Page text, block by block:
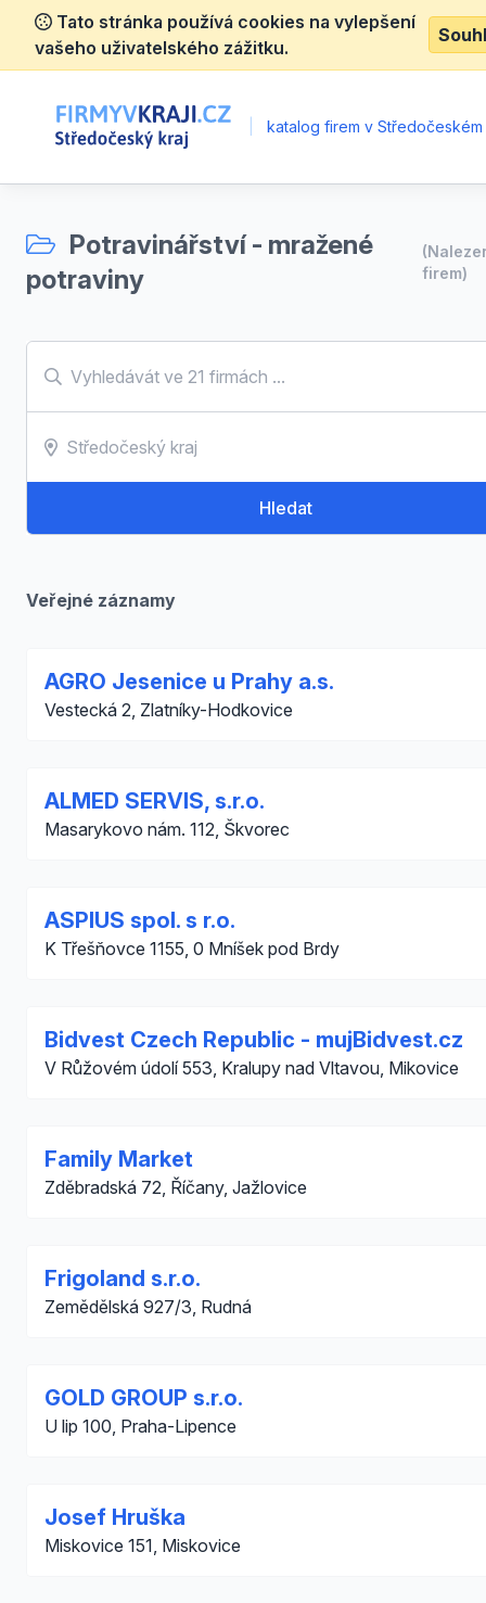
Tato stránka používá cookies na vylepšení
vašeho uživatelského zážitku.
katalog firem v Středočeském
Potravinářství - mražené
potraviny
firem)
Hledat
Veřejné záznamy
AGRO Jesenice u Prahy a.s.
Vestecká 2, Zlatníky-Hodkovice
ALMED SERVIS, s.r.o.
Masarykovo nám. 112, Škvorec
ASPIUS spol. s r.o.
K Třešňovce 1155, 0 Mníšek pod Brdy
Bidvest Czech Republic - mujBidvest.cz
V Růžovém údolí 553, Kralupy nad Vltavou, Mikovice
Family Market
Zděbradská 72, Říčany, Jažlovice
Frigoland s.r.o.
Zemědělská 927/3, Rudná
GOLD GROUP s.r.o.
U lip 100, Praha-Lipence
Josef Hruška
Miskovice 151, Miskovice